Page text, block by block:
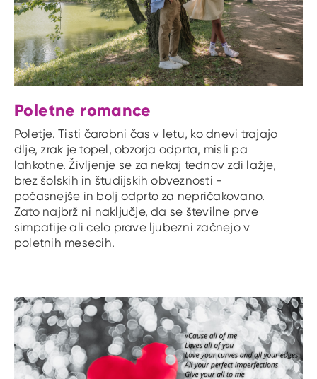
Poletne romance
Poletje. Tisti čarobni čas v letu, ko dnevi trajajo
dlje, zrak je topel, obzorja odprta, misli pa
lahkotne. Življenje se za nekaj tednov zdi lažje,
brez šolskih in študijskih obveznosti -
počasnejše in bolj odprto za nepričakovano.
Zato najbrž ni naključje, da se številne prve
simpatije ali celo prave ljubezni začnejo v
poletnih mesecih.